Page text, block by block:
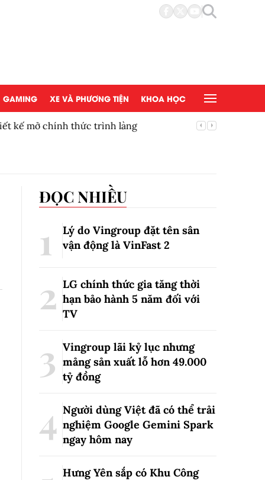
GAMING XE VÀ PHƯƠNG TIỆN KHOA HỌC
kế mở chính thức trình làng
ĐỌC NHIỀU
Lý do Vingroup đặt tên sân
vận động là VinFast2
LG chính thức gia tăng thời
hạn bảo hành 5 năm đối với
TV
Vingroup lãi kỷ lục nhưng
mảng sản xuất lỗ hơn 49.000
tỷ đồng
Người dùng Việt đã có thể trải
nghiệm Google Gemini Spark
ngay hôm nay
Hưng Yên sắp có Khu Công